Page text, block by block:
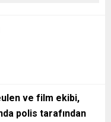
ve film ekibi,
polis tarafından